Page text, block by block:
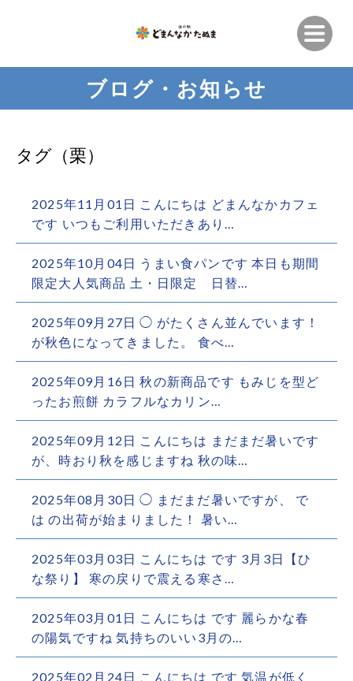
ブログ・お知らせ
タグ（栗）
2025年11月01日 こんにちは どまんなかカフェ
です️ いつもご利用いただきあり…
2025年10月04日 うまい食パンです 本日も期間
限定大人気商品 土・日限定 日替…
2025年09月27日 ◯ がたくさん並んでいます！
が秋色になってきました。 食べ…
2025年09月16日 秋の新商品です ️もみじを型ど
ったお煎餅 ️カラフルなカリン…
2025年09月12日 こんにちは まだまだ暑いです
が、時おり秋を感じますね 秋の味…
2025年08月30日 ◯ まだまだ暑いですが、 で
は の出荷が始まりました！ 暑い…
2025年03月03日 こんにちは です 3月3日【ひ
な祭り】 寒の戻りで震える寒さ…
2025年03月01日 こんにちは です 麗らかな春
の陽気ですね 気持ちのいい3月の…
2025年02月24日 こんにちは です 気温が低く